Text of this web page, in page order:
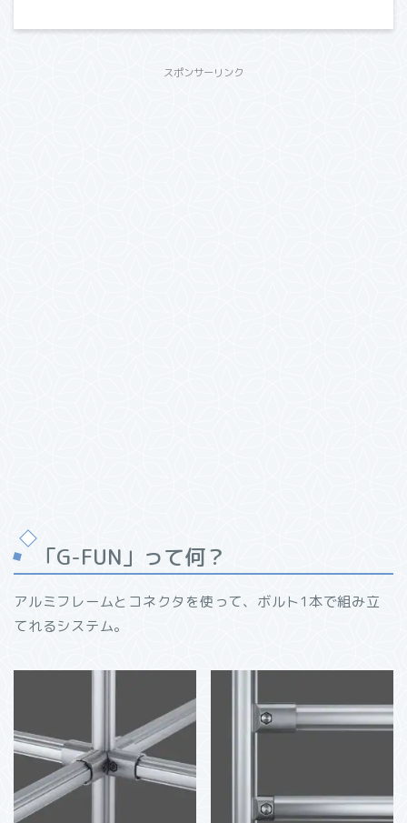
スポンサーリンク
「G-FUN」って何？
アルミフレームとコネクタを使って、ボルト1本で組み立
てれるシステム。